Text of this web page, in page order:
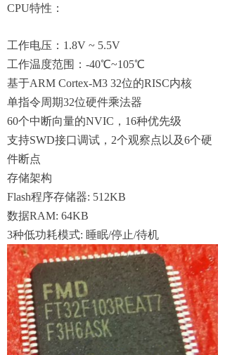
CPU特性 ：
工作电压 ： 1.8V ~ 5.5V
工作温度范围 ： -40℃~105℃
基于ARM Cortex-M3 32位的RISC内核
单指令周期32位硬件乘法器
60个中断向量的NVIC，16种优先级
支持SWD接口调试 ， 2个观察点以及6个硬
件断点
存储架构
Flash程序存储器: 512KB
数据RAM: 64KB
3种低功耗模式: 睡眠/停止/待机